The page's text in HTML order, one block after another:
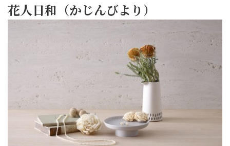
花人日和（かじんびより）